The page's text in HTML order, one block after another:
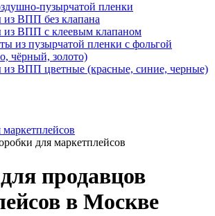
пузырчатой пленки
из ВПП без клапана
из ВПП с клеевым клапаном
из пузырчатой пленки с фольгой
чёрный, золото)
из ВПП цветные (красные, синие, черные)
для маркетплейсов
продавцов
в Москве